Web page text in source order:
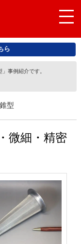
ら
事例紹介です。
型
微細・精密